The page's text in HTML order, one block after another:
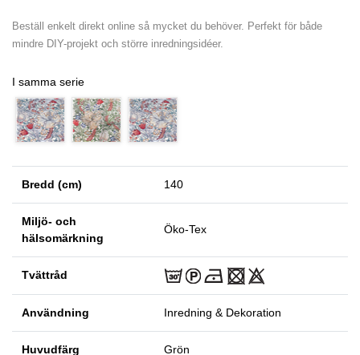
Beställ enkelt direkt online så mycket du behöver. Perfekt för både
mindre DIY-projekt och större inredningsidéer.
I samma serie
Bredd (cm) 140
Miljö- och
hälsomärkning
Öko-Tex
Tvättråd
Användning Inredning & Dekoration
Huvudfärg Grön